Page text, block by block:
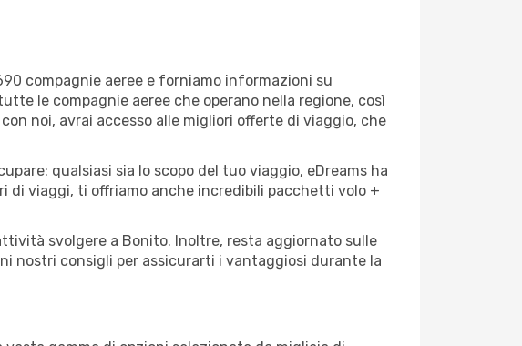
compagnie aeree e forniamo informazioni su
le compagnie aeree che operano nella regione, così
noi, avrai accesso alle migliori offerte di viaggio, che
qualsiasi sia lo scopo del tuo viaggio, eDreams ha
di viaggi, ti offriamo anche incredibili pacchetti volo +
svolgere a Bonito. Inoltre, resta aggiornato sulle
nostri consigli per assicurarti i vantaggiosi durante la